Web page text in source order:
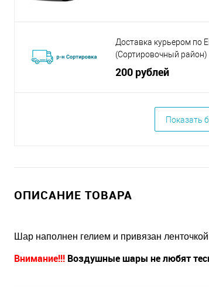
Доставка курьером по
(Сортировочный район)
200 рублей
Показать
ОПИСАНИЕ ТОВАРА
Шар наполнен гелием и привязан
Внимание!!! Воздушные шары не любят